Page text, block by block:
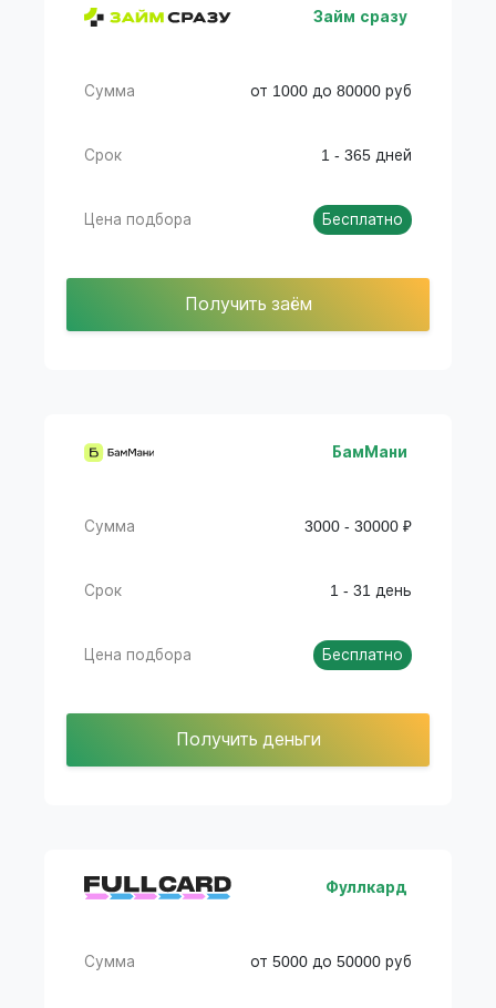
Займ сразу
Сумма от 1000 до 80000 руб
Срок 1 - 365 дней
Цена подбора Бесплатно
Получить заём
БамМани
Сумма 3000 - 30000 ₽
Срок 1 - 31 день
Цена подбора Бесплатно
Получить деньги
Фуллкард
Сумма от 5000 до 50000 руб